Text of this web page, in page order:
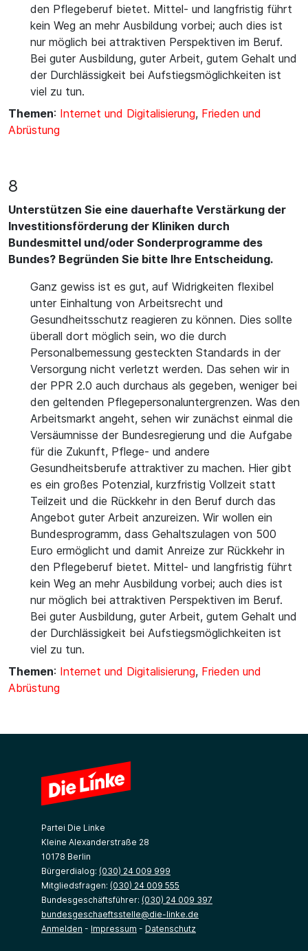
den Pflegeberuf bietet. Mittel- und langfristig führt
kein Weg an mehr Ausbildung vorbei; auch dies ist
nur möglich bei attraktiven Perspektiven im Beruf.
Bei guter Ausbildung, guter Arbeit, gutem Gehalt und
der Durchlässigkeit bei Aufstiegsmöglichkeiten ist
viel zu tun.
Themen: Internet und Digitalisierung, Frieden und
Abrüstung
8
Unterstützen Sie eine dauerhafte Verstärkung der
Investitionsförderung der Kliniken durch
Bundesmittel und/oder Sonderprogramme des
Bundes? Begründen Sie bitte Ihre Entscheidung.
Ganz gewiss ist es gut, auf Widrigkeiten flexibel
unter Einhaltung von Arbeitsrecht und
Gesundheitsschutz reagieren zu können. Dies sollte
überall dort möglich sein, wo die durch
Personalbemessung gesteckten Standards in der
Versorgung nicht verletzt werden. Das sehen wir in
der PPR 2.0 auch durchaus als gegeben, weniger bei
den geltenden Pflegepersonaluntergrenzen. Was den
Arbeitsmarkt angeht, sehen wir zunächst einmal die
Versäumnisse der Bundesregierung und die Aufgabe
für die Zukunft, Pflege- und andere
Gesundheitsberufe attraktiver zu machen. Hier gibt
es ein großes Potenzial, kurzfristig Vollzeit statt
Teilzeit und die Rückkehr in den Beruf durch das
Angebot guter Arbeit anzureizen. Wir wollen ein
Bundesprogramm, dass Gehaltszulagen von 500
Euro ermöglicht und damit Anreize zur Rückkehr in
den Pflegeberuf bietet. Mittel- und langfristig führt
kein Weg an mehr Ausbildung vorbei; auch dies ist
nur möglich bei attraktiven Perspektiven im Beruf.
Bei guter Ausbildung, guter Arbeit, gutem Gehalt und
der Durchlässigkeit bei Aufstiegsmöglichkeiten ist
viel zu tun.
Themen: Internet und Digitalisierung, Frieden und
Abrüstung
Partei Die Linke
Kleine Alexanderstraße 28
10178 Berlin
Bürgerdialog: (030) 24 009 999
Mitgliedsfragen: (030) 24 009 555
Bundesgeschäftsführer: (030) 24 009 397
bundesgeschaeftsstelle@die-linke.de
Anmelden - Impressum - Datenschutz